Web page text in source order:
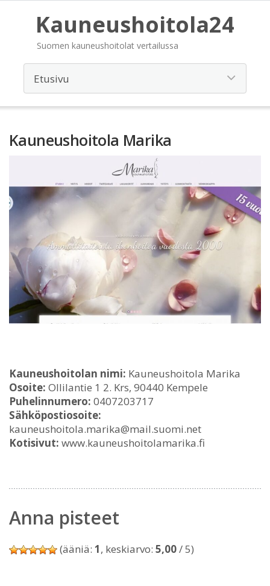
Kauneushoitola24
Suomen kauneushoitolat vertailussa
Kauneushoitola Marika
Kauneushoitolan nimi: Kauneushoitola Marika
Osoite: Ollilantie 1 2. Krs, 90440 Kempele
Puhelinnumero: 0407203717
Sähköpostiosoite:
kauneushoitola.marika@mail.suomi.net
Kotisivut: www.kauneushoitolamarika.fi
Anna pisteet
(ääniä: 1, keskiarvo: 5,00/ 5)